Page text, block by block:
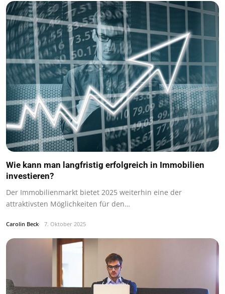
Wie kann man langfristig erfolgreich in Immobilien
investieren?
Der Immobilienmarkt bietet 2025 weiterhin eine der
attraktivsten Möglichkeiten für den…
Carolin Beck 7. Oktober 2025